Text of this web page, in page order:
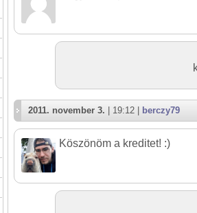
2011. november 3. | 19:12 | berczy79
Köszönöm a kreditet! :)